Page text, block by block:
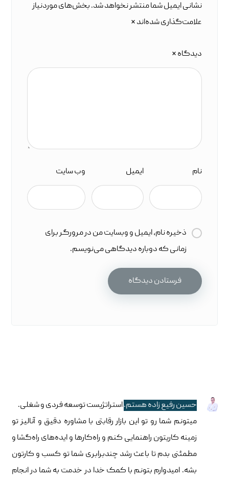
نشانی ایمیل شما منتشر نخواهد شد.بخش‌های موردنیاز
علامت‌گذاری شده‌اند*
دیدگاه*
نام ایمیل وب‌ سایت
ذخیره نام، ایمیل و وبسایت من در مرورگر برای
زمانی که دوباره دیدگاهی می‌نویسم.
حسین رفیع زاده هستم.استراتژیست توسعه فردی و شغلی.
میتونم شما رو تو این بازار رقابتی با مشاوره دقیق و آنالیز تو
زمینه کاریتون راهنمایی کنم و راه‌کارها و ایده‌های راه‌گشا و
مطمئنی بدم تا باعث رشد چندبرابری شما تو کسب و کارتون
بشه. امیدوارم بتونم با کمک خدا در خدمت به شما در انجام